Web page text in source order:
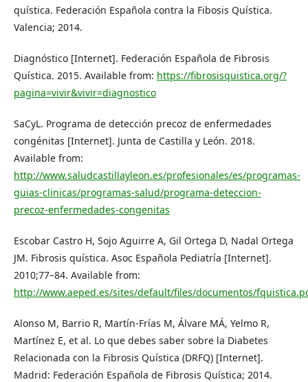
quística. Federación Española contra la Fibosis Quística.
Valencia; 2014.
Diagnóstico [Internet]. Federación Española de Fibrosis
Quística. 2015. Available from: https://fibrosisquistica.org/?
pagina=vivir&vivir=diagnostico
SaCyL. Programa de detección precoz de enfermedades
congénitas [Internet]. Junta de Castilla y León. 2018.
Available from:
http://www.saludcastillayleon.es/profesionales/es/programas-
guias-clinicas/programas-salud/programa-deteccion-
precoz-enfermedades-congenitas
Escobar Castro H, Sojo Aguirre A, Gil Ortega D, Nadal Ortega
JM. Fibrosis quística. Asoc Española Pediatría [Internet].
2010;77–84. Available from:
http://www.aeped.es/sites/default/files/documentos/
Alonso M, Barrio R, Martín-Frías M, Álvare MÁ, Yelmo R,
Martínez E, et al. Lo que debes saber sobre la Diabetes
Relacionada con la Fibrosis Quística (DRFQ) [Internet].
Madrid: Federación Española de Fibrosis Quística; 2014.